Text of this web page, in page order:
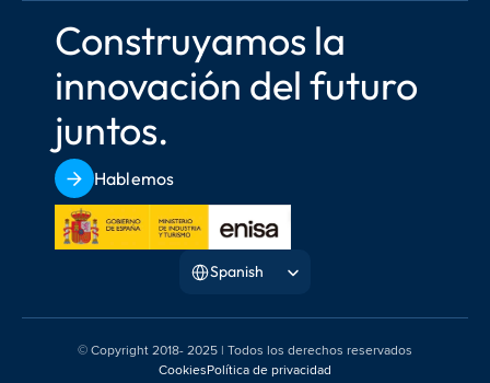
Construyamos la
innovación del futuro
juntos.
Hablemos
Spanish
© Copyright 2018- 2025 | Todos los derechos reservados
CookiesPolítica de privacidad